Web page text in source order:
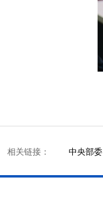
相关链接： 中央部委